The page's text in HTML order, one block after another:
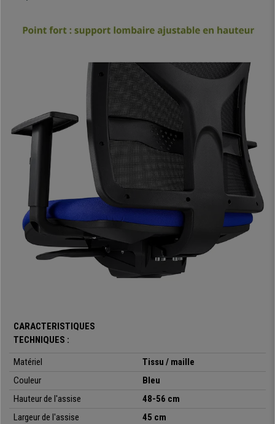
hauteur, augmentent la sensation de confort.
positionner la chaise selon ses envies. Ce modèle possède un
mécanisme synchrone à bascule, un système utile et pratique pour
incliner le dossier sa guise, avec la possibilité de fixer ce dernier sur
différentes positions. Tous ces éléments permettent à ce modèle d’être
adapté pour une utilisation intensive jusqu’à 8 heures/jour
donc idéal pour une utilisation professionnelle.
Cette chaise se distingue également parses matériaux de qualité
utilisés pour sa fabrication. Son piétement métallique robuste et
élégant peut supporter un poids jusqu’à 120 kgs
, garantissant ainsi la
stabilité de l’utilisateur. De plus, son revêtement est en
tissu ignifuge et
maille respirable de qualité, des matériaux qui garantissent durabilité et
un grand confort.
Pour résumer, il s’agit d’une
chaise pour une utilisation
professionnellequi se démarque sur tous les aspects :
confort, qualité de ses matériaux et design
. Vous ne trouverez pas de
modèles de ce type à moins de 500 € dans d’autres boutiques. Chez
• Dossier en maille respirable
•Assise comode avec un rembourrage épais
•Adaptadée pour une utilisation quotidienne de 8 heures
CARACTERISTIQUES
TECHNIQUES :
Matériel
Tissu / maille
Couleur
Bleu
Hauteur de l'assise
48-56 cm
Largeur de l'assise
45 cm